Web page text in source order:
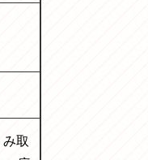
取